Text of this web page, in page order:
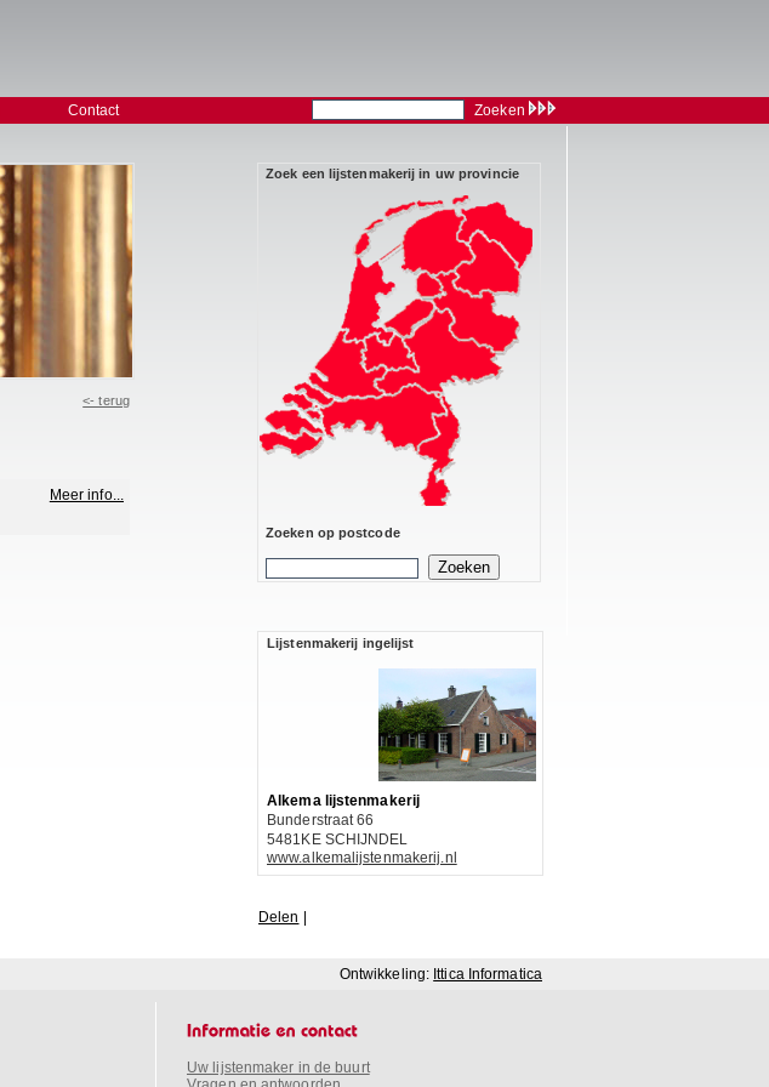
Contact Zoeken
<- terug
Meer info...
Zoek een lijstenmakerij in uw provincie
Zoeken op postcode
Lijstenmakerij ingelijst
Alkema lijstenmakerij
Bunderstraat 66
5481KE SCHIJNDEL
www.alkemalijstenmakerij.nl
Delen
Ontwikkeling: Ittica Informatica
Uw lijstenmaker in de buurt